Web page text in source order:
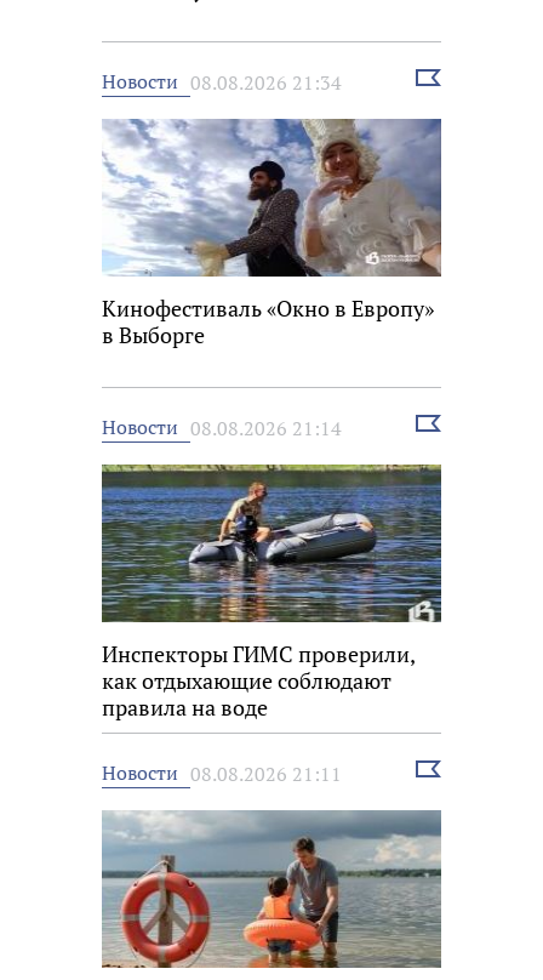
Новости 08.08.2026 21:34
Выбрать
Кинофестиваль «Окно в Европу»
в Выборге
Новости 08.08.2026 21:14
Выбрать
Инспекторы ГИМС проверили,
как отдыхающие соблюдают
правила на воде
Новости 08.08.2026 21:11
Выбрать